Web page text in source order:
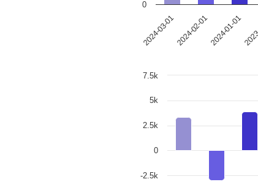
2024-03-012024-02-012024-01-01
0
-2.5k
0
2.5k
5k
7.5k